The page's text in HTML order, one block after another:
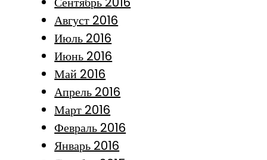
Август 2016
Июль 2016
Июнь 2016
Май 2016
Апрель 2016
Март 2016
Февраль 2016
Январь 2016